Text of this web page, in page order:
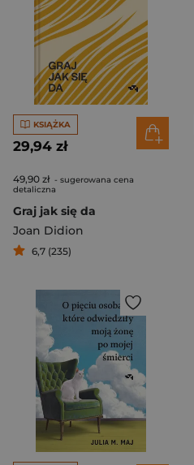
KSIĄŻKA
29,94 zł
49,90 zł - sugerowana cena
detaliczna
Graj jak się da
Joan Didion
6,7 (235)